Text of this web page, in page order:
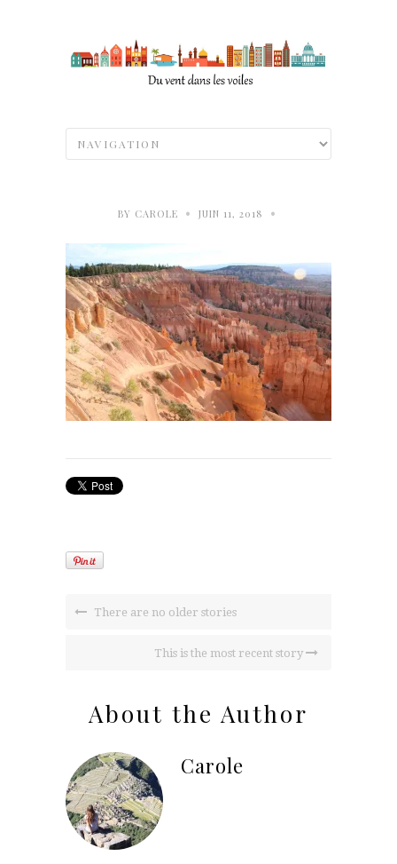
BY CAROLE • JUIN 11, 2018 •
There are no older stories
This is the most recent story
About the Author
Carole